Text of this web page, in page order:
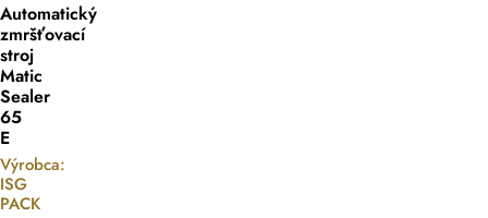
Automatický
zmršťovací
stroj
Matic
Sealer
65
E
Výrobca:
ISG
PACK